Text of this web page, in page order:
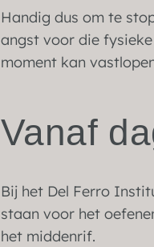
Handig dus om te
angst voor die
moment kan
Vanaf
Bij het Del Ferro
staan voor het
het middenrif.